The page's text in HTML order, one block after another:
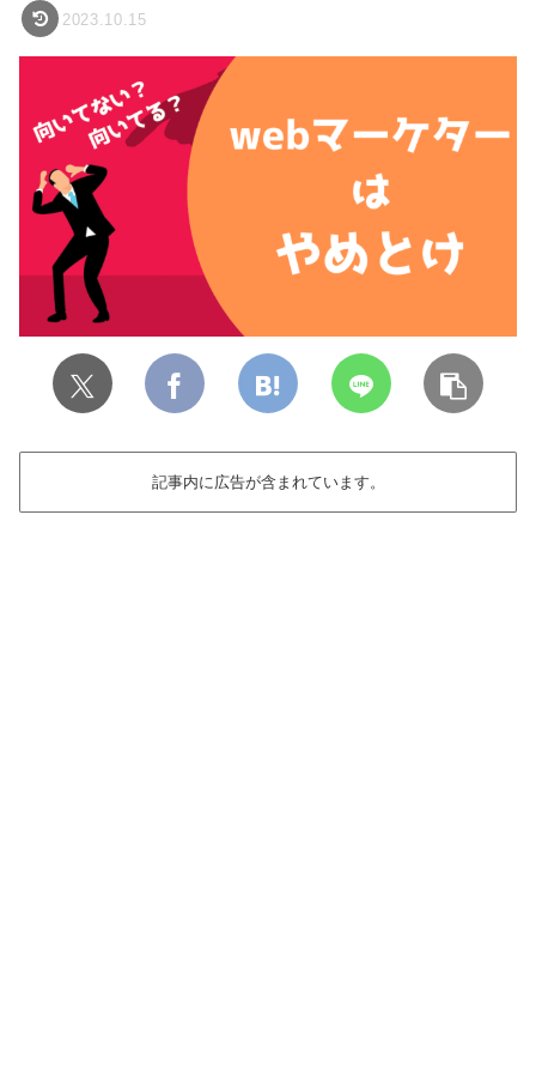
2023.10.15
記事内に広告が含まれています。